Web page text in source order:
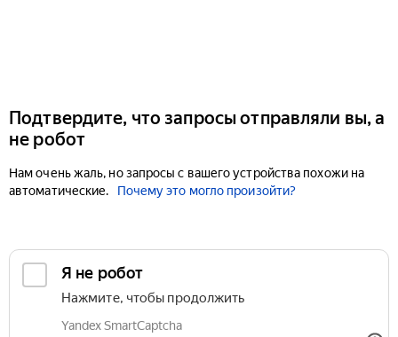
Подтвердите, что запросы отправляли вы, а
не робот
Нам очень жаль, но запросы с вашего устройства похожи на
автоматические.
Почему это могло произойти?